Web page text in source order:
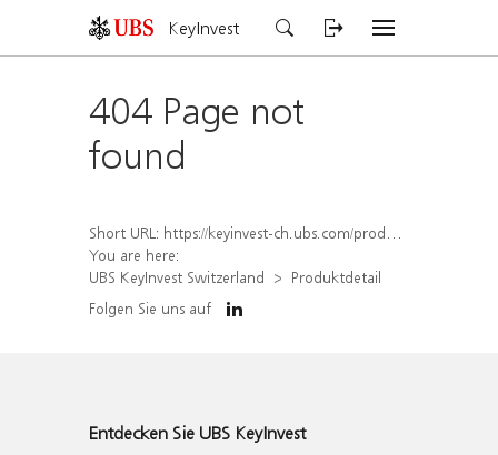
KeyInvest
404 Page not
found
Short URL: https://keyinvest-ch.ubs.com/produkt/detail/index/isin/CH1572302581
You are here:
UBS KeyInvest Switzerland
Produktdetail
Folgen Sie uns auf
Entdecken Sie UBS KeyInvest